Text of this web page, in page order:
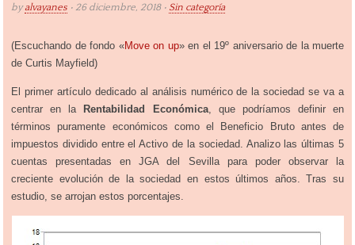
byalvayanes • 26 diciembre, 2018 • Sin categoría
(Escuchando de fondo «Move on up» en el 19º aniversario de la muerte
de Curtis Mayfield)
El primer artículo dedicado al análisis numérico de la sociedad se va a
centrar en la
Rentabilidad Económica, que podríamos definir en
términos puramente económicos como el Beneficio Bruto antes de
impuestos dividido entre el Activo de la sociedad. Analizo las últimas 5
cuentas presentadas en JGA del Sevilla para poder observar la
creciente evolución de la sociedad en estos últimos años. Tras su
estudio, se arrojan estos porcentajes.